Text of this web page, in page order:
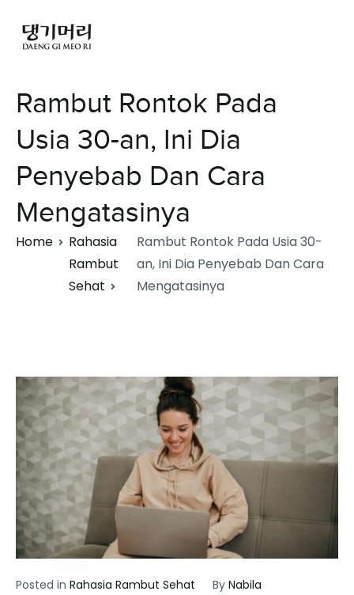
Rambut Rontok Pada
Usia 30-an, Ini Dia
Penyebab Dan Cara
Mengatasinya
Home
Rahasia
Rambut
Sehat
Rambut Rontok Pada Usia 30-
an, Ini Dia Penyebab Dan Cara
Mengatasinya
Posted in Rahasia Rambut Sehat By Nabila